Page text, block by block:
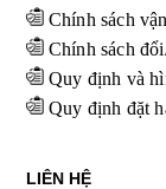
Chính sách
Chính sách
Quy định và
Quy định đặt
LIÊN HỆ